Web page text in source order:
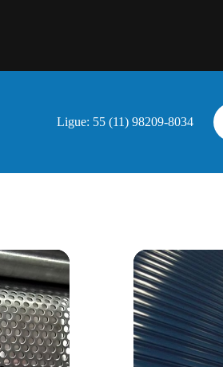
Ligue: 55 (11) 98209-8034